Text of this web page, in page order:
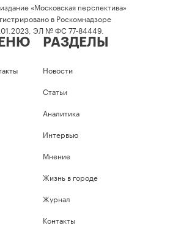
«Московская перспектива»
в Роскомнадзоре
ЭЛ № ФС 77-84449.
РАЗДЕЛЫ
Новости
Статьи
Аналитика
Интервью
Мнение
Жизнь в городе
Журнал
Контакты